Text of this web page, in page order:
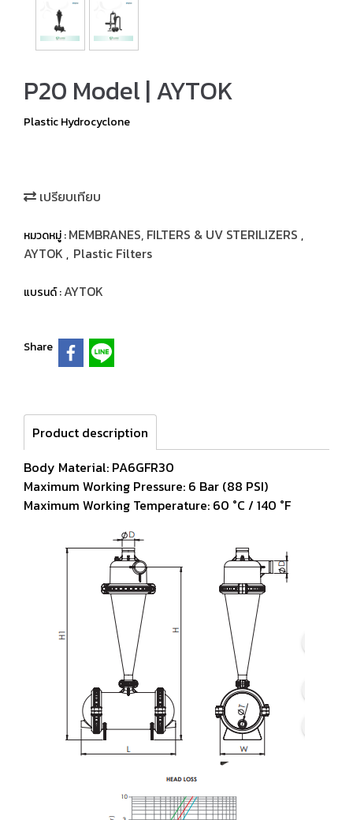
P20 Model | AYTOK
Plastic Hydrocyclone
เปรียบเทียบ
หมวดหมู่ :MEMBRANES, FILTERS & UV STERILIZERS ,
AYTOK , Plastic Filters
แบรนด์ :AYTOK
Share
Product description
Body Material: PA6GFR30
Maximum Working Pressure: 6 Bar (88 PSI)
Maximum Working Temperature: 60 °C / 140 °F